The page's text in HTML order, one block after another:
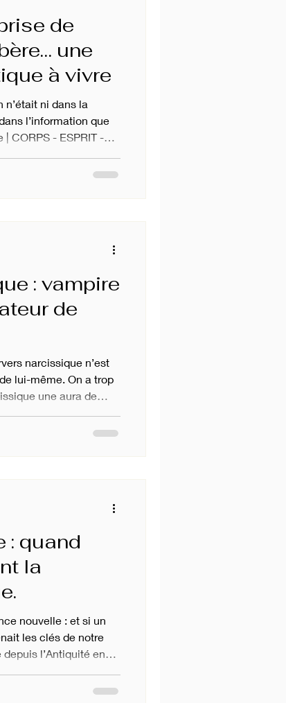
de
une
à vivre
ni dans la
l’information que
CORPS - ESPRIT -
: vampire
de
narcissique n’est
lui-même. On a trop
une aura de
quand tu enlèves
: quand
la
nouvelle : et si un
les clés de notre
l’Antiquité en
modernes. Il